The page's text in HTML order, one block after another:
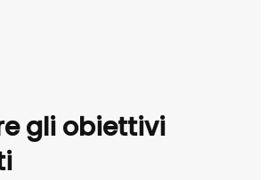
gli obiettivi